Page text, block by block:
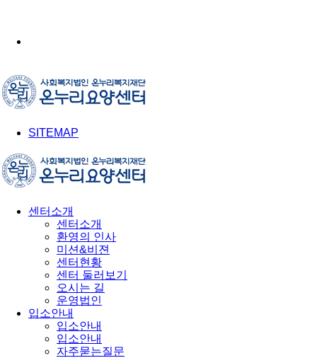
SITEMAP
센터소개
센터소개
환영의 인사
미션&비젼
센터현황
센터 둘러보기
오시는 길
운영법인
입소안내
입소안내
입소안내
자주묻는질문